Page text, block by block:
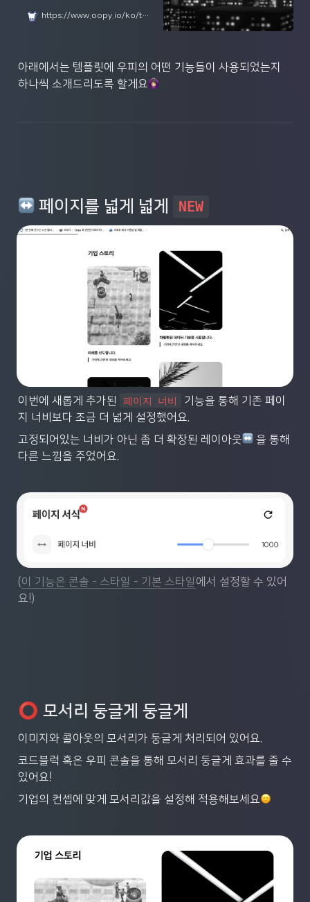
https://www.oopy.io/ko/templates/company
아래에서는 템플릿에 우피의 어떤 기능들이 사용되었는지
하나씩 소개드리도록 할게요
페이지를 넓게 넓게 NEW
이번에 새롭게 추가된 페이지 너비
기능을 통해 기존 페이
지 너비보다 조금 더 넓게 설정했어요.
고정되어있는 너비가 아닌 좀 더 확장된 레이아웃
을 통해
다른 느낌을 주었어요.
(이 기능은 콘솔 - 스타일 - 기본 스타일 에서 설정할 수 있어
요!)
⭕️ 모서리 둥글게 둥글게
이미지와 콜아웃의 모서리가 둥글게 처리되어 있어요.
코드블럭 혹은 우피 콘솔을 통해 모서리 둥글게 효과를 줄 수
있어요!
기업의 컨셉에 맞게 모서리값을 설정해 적용해보세요